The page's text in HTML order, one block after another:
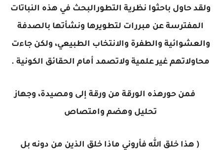
ولقد حاول باحثوا نظرية التطورالبحث في هذه النباتات
المفترسة عن مبررات لتطويرها ونشأتها بالصدفة
والعشوائية والطفرة والانتخاب الطبيعي، ولكن جاءت
محاولاتهم غير علمية ولاتصمد أمام الحقائق الكونية .
فمن حورهذه الورقة من ورقة إلى ومصيدة، وجهاز
تحليل وهضم وامتصاص
( هذا خلق الله فأروني ماذا خلق الذين من دونه بل